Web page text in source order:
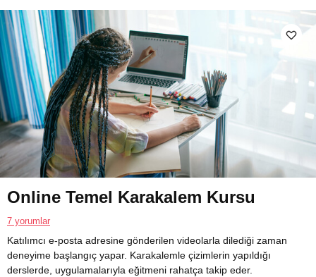
Online Temel Karakalem Kursu
7 yorumlar
Katılımcı e-posta adresine gönderilen videolarla dilediği zaman
deneyime başlangıç yapar. Karakalemle çizimlerin yapıldığı
derslerde, uygulamalarıyla eğitmeni rahatça takip eder.